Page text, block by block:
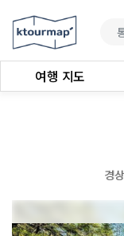
여행 지도
경